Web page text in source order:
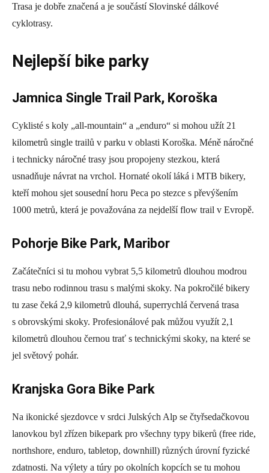
Trasa je dobře značená a je součástí Slovinské dálkové
cyklotrasy.
Nejlepší bike parky
Jamnica Single Trail Park, Koroška
Cyklisté s koly „all-mountain“ a „enduro“ si mohou užít 21
kilometrů single trailů v parku v oblasti Koroška. Méně náročné
i technicky náročné trasy jsou propojeny stezkou, která
usnadňuje návrat na vrchol. Hornaté okolí láká i MTB bikery,
kteří mohou sjet sousední horu Peca po stezce s převýšením
1000 metrů, která je považována za nejdelší flow trail v Evropě.
Pohorje Bike Park, Maribor
Začátečníci si tu mohou vybrat 5,5 kilometrů dlouhou modrou
trasu nebo rodinnou trasu s malými skoky. Na pokročilé bikery
tu zase čeká 2,9 kilometrů dlouhá, superrychlá červená trasa
s obrovskými skoky. Profesionálové pak můžou využít 2,1
kilometrů dlouhou černou trať s technickými skoky, na které se
jel světový pohár.
Kranjska Gora Bike Park
Na ikonické sjezdovce v srdci Julských Alp se čtyřsedačkovou
lanovkou byl zřízen bikepark pro všechny typy bikerů (free ride,
northshore, enduro, tabletop, downhill) různých úrovní fyzické
zdatnosti. Na výlety a túry po okolních kopcích se tu mohou